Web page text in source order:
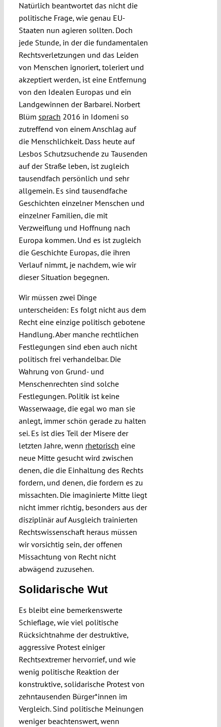
Natürlich beantwortet das nicht die
politische Frage, wie genau EU-
Staaten nun agieren sollten. Doch
jede Stunde, in der die fundamentalen
Rechtsverletzungen und das Leiden
von Menschen ignoriert, toleriert und
akzeptiert werden, ist eine Entfernung
von den Idealen Europas und ein
Landgewinnen der Barbarei. Norbert
Blüm sprach 2016 in Idomeni so
zutreffend von einem Anschlag auf
die Menschlichkeit. Dass heute auf
Lesbos Schutzsuchende zu Tausenden
auf der Straße leben, ist zugleich
tausendfach persönlich und sehr
allgemein. Es sind tausendfache
Geschichten einzelner Menschen und
einzelner Familien, die mit
Verzweiflung und Hoffnung nach
Europa kommen. Und es ist zugleich
die Geschichte Europas, die ihren
Verlauf nimmt, je nachdem, wie wir
dieser Situation begegnen.
Wir müssen zwei Dinge
unterscheiden: Es folgt nicht aus dem
Recht eine einzige politisch gebotene
Handlung. Aber manche rechtlichen
Festlegungen sind eben auch nicht
politisch frei verhandelbar. Die
Wahrung von Grund- und
Menschenrechten sind solche
Festlegungen. Politik ist keine
Wasserwaage, die egal wo man sie
anlegt, immer schön gerade zu halten
sei. Es ist dies Teil der Misere der
letzten Jahre, wenn rhetorisch eine
neue Mitte gesucht wird zwischen
denen, die die Einhaltung des Rechts
fordern, und denen, die fordern es zu
missachten. Die imaginierte Mitte liegt
nicht immer richtig, besonders aus der
disziplinär auf Ausgleich trainierten
Rechtswissenschaft heraus müssen
wir vorsichtig sein, der offenen
Missachtung von Recht nicht
abwägend zuzusehen.
Solidarische Wut
Es bleibt eine bemerkenswerte
Schieflage, wie viel politische
Rücksichtnahme der destruktive,
aggressive Protest einiger
Rechtsextremer hervorrief, und wie
wenig politische Reaktion der
konstruktive, solidarische Protest von
zehntausenden Bürger*innen im
Vergleich. Sind politische Meinungen
weniger beachtenswert, wenn